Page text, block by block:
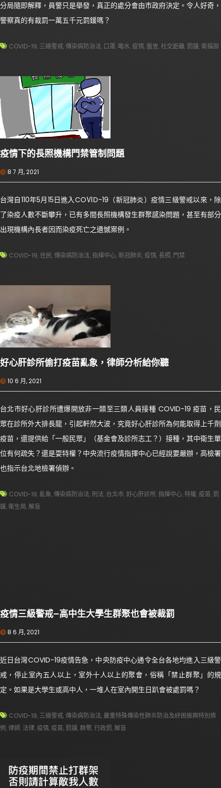
分局隨即解釋，員警只是舉發，真正的處分會由市政府決定。令人好奇，
警察真的有裁罰一萬五千元罰鍰嗎？
COVID-19, 三級警戒,傳染病防治法, 口罩, 喝水,疫情,盤查,社交距離, 罰鍰,衛福部
疫情下的長照機構門禁管制問題
8 7 月, 2021
台灣自110年5月15日進入COⅥD-19（新冠肺炎）疫情三級警戒以來，除
了染疫人數不斷攀升，已有多間長照機構發生群聚感染問題，甚至有部分
出現機構內長者因而染疫死亡之遺憾案例。
COⅥD-19,住民,傳染病防治法,指揮中心,新冠肺炎,疫情, 長照, 門禁
好心肝診所偷打疫苗亂象，律師分析給你聽
10 6 月, 2021
台北市好心肝診所遭爆開放非一類至三類人員接種 COVID-19 疫苗，民
眾在診所外大排長龍，引起軒然大波，究竟好心肝診所為何能取得上千劑
疫苗，還提供給「一般民眾」（基金會及診所志工？）接種，其中衛生單
位有何疏失？還是耍特權？中央流行疫情指揮中心已經說要嚴辦，高檢署
也指示台北地檢署偵辦。
COVID-19, 亂象,傳染病防治法,刑法, 台北市,好心肝診所,指揮中心,特權,疫苗, 罰
鍰,衛生局, 解盲
疫情三級警戒–高中生大學生群聚也會被裁罰
8 6 月, 2021
近日台灣COVID-19疫情告急，中央防疫中心通令全台各地均進入三級警
戒，停止室內五人以上，室外十人以上的聚會，俗稱「禁止群聚」的規
定。如果是大學生或高中人，一堆人在室內開生日趴會被處罰嗎？
COVID-19, 三級警戒,傳染病防治法, 嚴重特殊傳染性肺炎防治及紓困振興特別條
例,律師, 法律,疫情,疫苗, 罰鍰,群聚,行政罰, 解盲